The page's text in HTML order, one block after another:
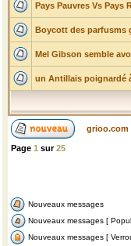
Pays Pauvres Vs Pays
Boycott des parfusms
Mel Gibson semble
un Antillais poignardé
grioo.com
Page 1 sur25
Nouveaux messages
Nouveaux messages [
Nouveaux messages [